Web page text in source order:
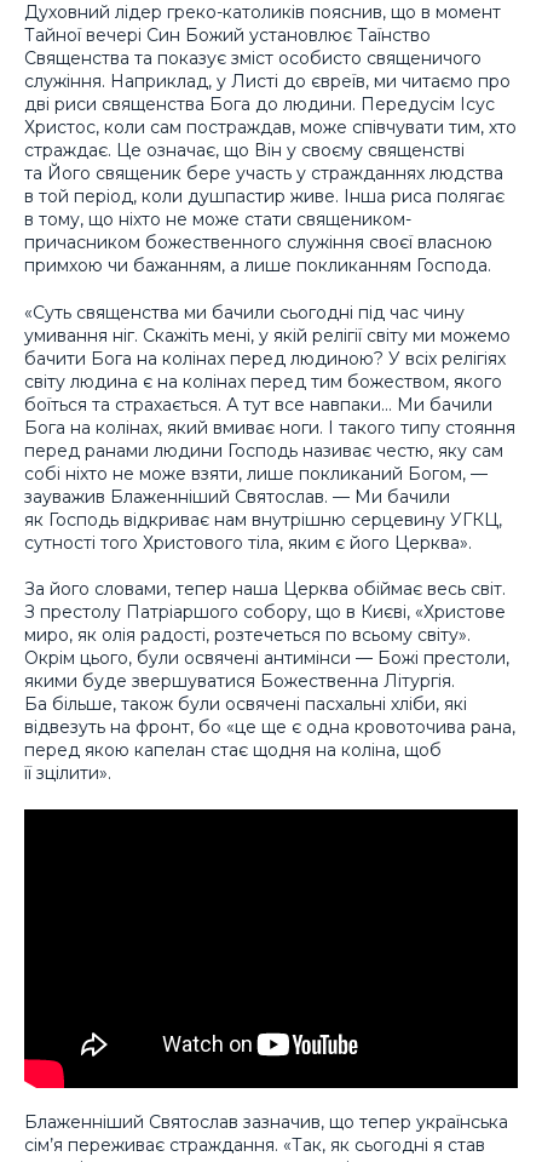
Духовний лідер греко-католиків пояснив, що в момент
Тайної вечері Син Божий установлює Таїнство
Священства та показує зміст особисто священичого
служіння. Наприклад, у Листі до євреїв, ми читаємо про
дві риси священства Бога до людини. Передусім Ісус
Христос, коли сам постраждав, може співчувати тим, хто
страждає. Це означає, що Він у своєму священстві
та Його священик бере участь у стражданнях людства
в той період, коли душпастир живе. Інша риса полягає
в тому, що ніхто не може стати священиком-
причасником божественного служіння своєї власною
примхою чи бажанням, а лише покликанням Господа.
«Суть священства ми бачили сьогодні під час чину
умивання ніг. Скажіть мені, у якій релігії світу ми можемо
бачити Бога на колінах перед людиною? У всіх релігіях
світу людина є на колінах перед тим божеством, якого
боїться та страхається. А тут все навпаки… Ми бачили
Бога на колінах, який вмиває ноги. І такого типу стояння
перед ранами людини Господь називає честю, яку сам
собі ніхто не може взяти, лише покликаний Богом, —
зауважив Блаженніший Святослав. — Ми бачили
як Господь відкриває нам внутрішню серцевину УГКЦ,
сутності того Христового тіла, яким є його Церква».
За його словами, тепер наша Церква обіймає весь світ.
З престолу Патріаршого собору, що в Києві, «Христове
миро, як олія радості, розтечеться по всьому світу».
Окрім цього, були освячені антимінси — Божі престоли,
якими буде звершуватися Божественна Літургія.
Ба більше, також були освячені пасхальні хліби, які
відвезуть на фронт, бо «це ще є одна кровоточива рана,
перед якою капелан стає щодня на коліна, щоб
її зцілити».
Блаженніший Святослав зазначив, що тепер українська
сім’я переживає страждання. «Так, як сьогодні я став